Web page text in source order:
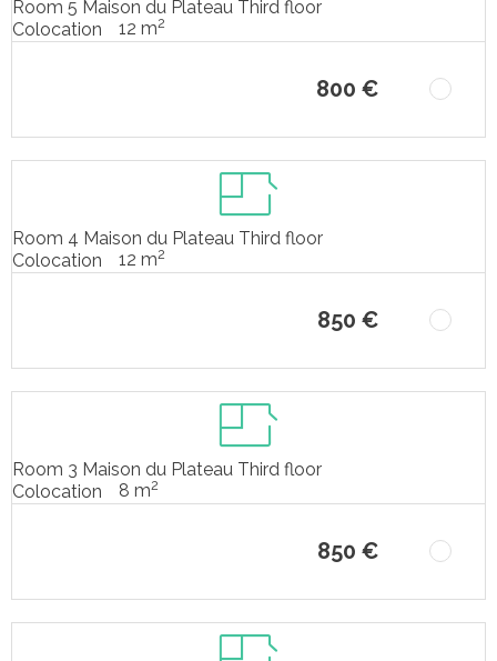
Room 5 Maison du Plateau Third floor
Colocation
12 m2
800 €
Room 4 Maison du Plateau Third floor
Colocation
12 m2
850 €
Room 3 Maison du Plateau Third floor
Colocation
8 m2
850 €